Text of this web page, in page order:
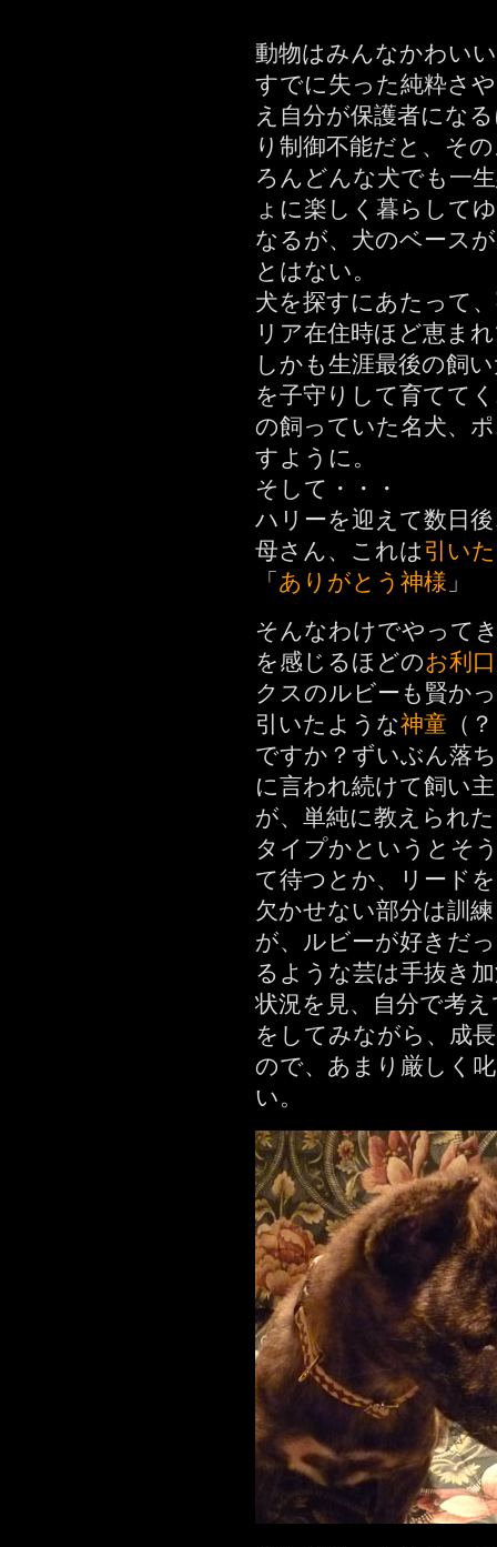
動物はみんなかわい
すでに失った純粋さ
え自分が保護者にな
り制御不能だと、そ
ろんどんな犬でも一
ょに楽しく暮らして
なるが、犬のベース
とはない。
犬を探すにあたって
リア在住時ほど恵ま
しかも生涯最後の飼
を子守りして育てて
の飼っていた名犬、
すように。
そして・・・
ハリーを迎えて数日
母さん、これは引いた
「 ありがとう神様 」
そんなわけでやって
を感じるほどのお利
クスのルビーも賢か
引いたような神童 （
ですか？ずいぶん落
に言われ続けて飼い
が、単純に教えられ
タイプかというとそ
て待つとか、リード
欠かせない部分は訓
が、ルビーが好きだ
るような芸は手抜き
状況を見、自分で考
をしてみながら、成
ので、あまり厳しく
い。